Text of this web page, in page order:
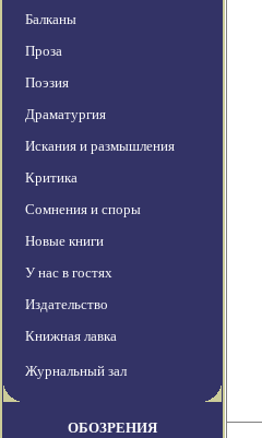
Балканы
Проза
Поэзия
Драматургия
Искания и размышления
Критика
Сомнения и споры
Новые книги
У нас в гостях
Издательство
Книжная лавка
Журнальный зал
ОБОЗРЕНИЯ